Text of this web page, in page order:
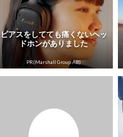
ピアスをしてても痛くないヘッ
ドホンがありました
PR(Marshall Group AB)